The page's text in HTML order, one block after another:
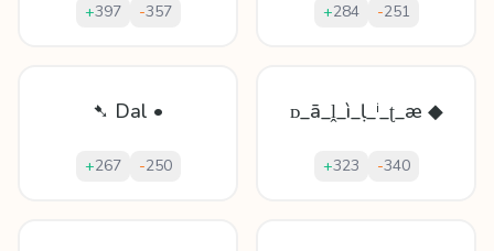
+397 -357 +284 -251
➷ Dal •
+267 -250
ᴅ_ā_ḽ_ì_ḷ_ⁱ_ʈ_æ ◆
+323 -340